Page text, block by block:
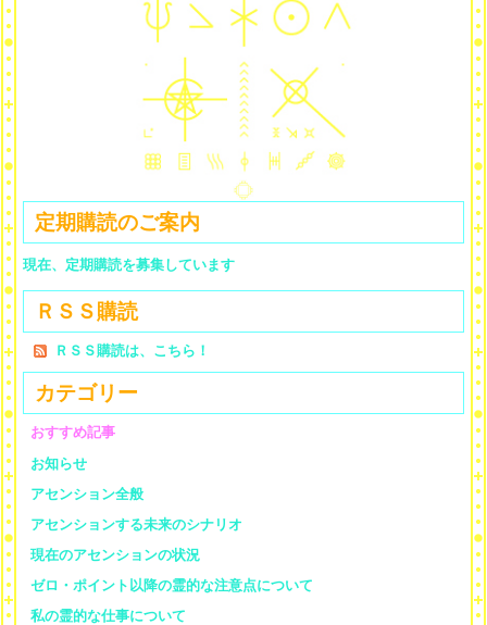
定期購読のご案内
現在、定期購読を募集しています
ＲＳＳ購読
ＲＳＳ購読は、こちら！
カテゴリー
おすすめ記事
お知らせ
アセンション全般
アセンションする未来のシナリオ
現在のアセンションの状況
ゼロ・ポイント以降の霊的な注意点について
私の霊的な仕事について